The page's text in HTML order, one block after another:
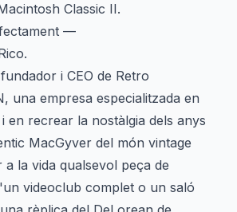
Classic II.
—
i CEO de Retro
una empresa especialitzada en
en recrear la nostàlgia dels anys
MacGyver del món vintage
la vida qualsevol peça de
videoclub complet o un saló